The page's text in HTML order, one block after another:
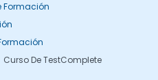
Formación
Curso De TestComplete